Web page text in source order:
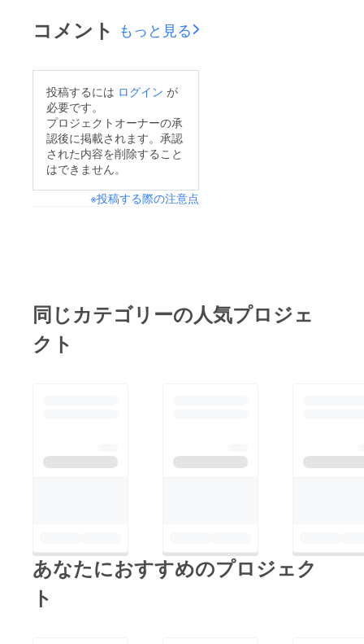
コメント もっと見る
投稿するには ログイン が
必要です。
プロジェクトオーナーの承
認後に掲載されます。承認
された内容を削除すること
はできません。
※投稿する際の注意点
同じカテゴリーの人気プロジェ
クト
あなたにおすすめのプロジェク
ト